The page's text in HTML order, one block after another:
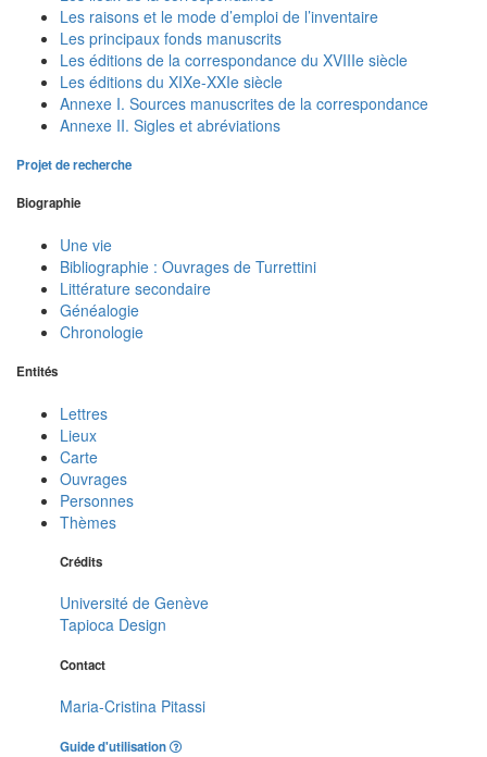
Les raisons et le mode d’emploi de l’inventaire
Les principaux fonds manuscrits
Les éditions de la correspondance du XVIIIe siècle
Les éditions du XIXe-XXIe siècle
Annexe I. Sources manuscrites de la correspondance
Annexe II. Sigles et abréviations
Projet de recherche
Biographie
Une vie
Bibliographie : Ouvrages de Turrettini
Littérature secondaire
Généalogie
Chronologie
Entités
Lettres
Lieux
Carte
Ouvrages
Personnes
Thèmes
Crédits
Université de Genève
Tapioca Design
Contact
Maria-Cristina Pitassi
Guide d'utilisation